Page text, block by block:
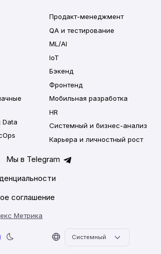
Data
Продакт-менеджмент
QA и тестирование
ML/AI
IoT
Бэкенд
Фронтенд
Мобильная разработка
HR
Системный и бизнес-анализ
Карьера и личностный рост
Мы в Telegram
соглашение
Метрика